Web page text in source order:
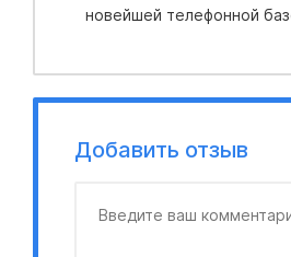
новейшей телефонной
Добавить отзыв